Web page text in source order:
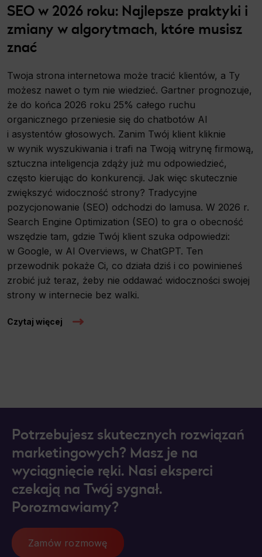
SEO w 2026 roku: Najlepsze praktyki i
zmiany w algorytmach, które musisz
znać
Twoja strona internetowa może tracić klientów, a Ty
możesz nawet o tym nie wiedzieć. Gartner prognozuje,
że do końca 2026 roku 25% całego ruchu
organicznego przeniesie się do chatbotów AI
i asystentów głosowych. Zanim Twój klient kliknie
w wynik wyszukiwania i trafi na Twoją witrynę firmową,
sztuczna inteligencja zdąży już mu odpowiedzieć,
często kierując do konkurencji. Jak więc skutecznie
zwiększyć widoczność strony? Tradycyjne
pozycjonowanie (SEO) odchodzi do lamusa. W 2026 r.
Search Engine Optimization (SEO) to gra o obecność
wszędzie tam, gdzie Twój klient szuka odpowiedzi:
w Google, w AI Overviews, w ChatGPT. Ten
przewodnik pokaże Ci, co działa dziś i co powinieneś
zrobić już teraz, żeby nie oddawać widoczności swojej
strony w internecie bez walki.
Czytaj więcej
Potrzebujesz skutecznych rozwiązań
marketingowych? Masz je na
wyciągnięcie ręki. Nasi eksperci
czekają na Twój sygnał.
Porozmawiamy?
Zamów rozmowę